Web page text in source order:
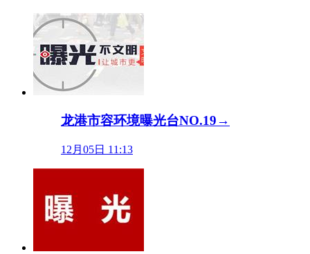
龙港市容环境曝光台NO.19→
12月05日 11:13